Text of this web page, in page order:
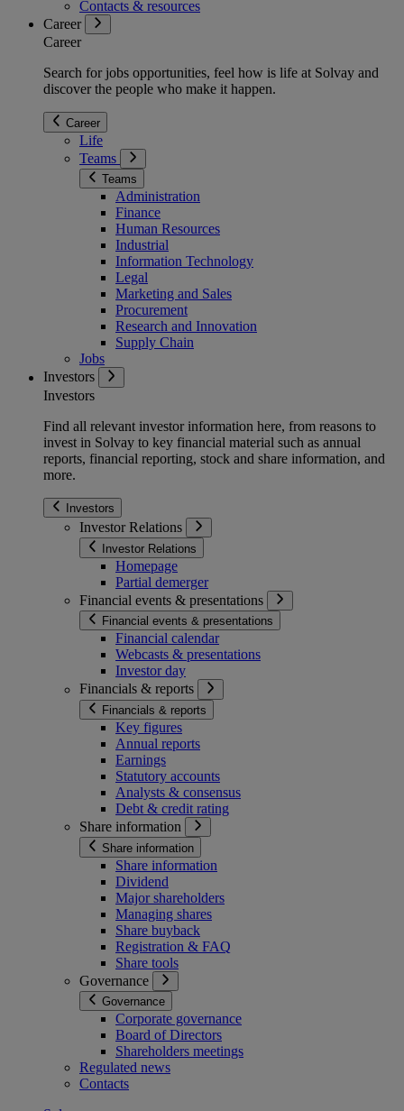
Contacts & resources
Career
Career
Search for jobs opportunities, feel how is life at Solvay and
discover the people who make it happen.
Career
Life
Teams
Teams
Administration
Finance
Human Resources
Industrial
Information Technology
Legal
Marketing and Sales
Procurement
Research and Innovation
Supply Chain
Jobs
Investors
Investors
Find all relevant investor information here, from reasons to
invest in Solvay to key financial material such as annual
reports, financial reporting, stock and share information, and
more.
Investors
Investor Relations
Investor Relations
Homepage
Partial demerger
Financial events & presentations
Financial events & presentations
Financial calendar
Webcasts & presentations
Investor day
Financials & reports
Financials & reports
Key figures
Annual reports
Earnings
Statutory accounts
Analysts & consensus
Debt & credit rating
Share information
Share information
Share information
Dividend
Major shareholders
Managing shares
Share buyback
Registration & FAQ
Share tools
Governance
Governance
Corporate governance
Board of Directors
Shareholders meetings
Regulated news
Contacts